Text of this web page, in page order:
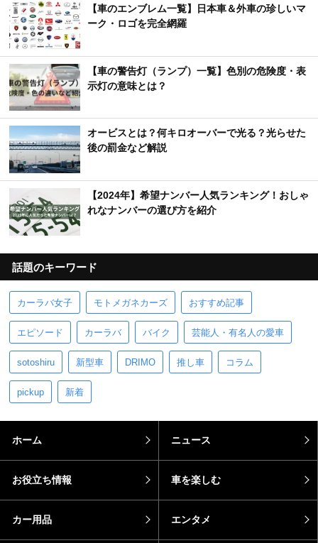
【車のエンブレム一覧】日本車＆外車の珍しいマ
ーク・ロゴを完全網羅
【車の警告灯（ランプ）一覧】色別の危険度・表
示灯の意味とは？
オービスとは？何キロオーバーで光る？光らせた
後の罰金など解説
【2024年】希望ナンバー人気ランキング！おしゃ
れなナンバーの選び方を紹介
話題のキーワード
カーラバ女子 モトメガネカーズ おすすめ記事
エピソード カーラバ バイク 芸能人・有名人の愛車
sotoshiru 新型車 DRIMO 推し車 コラム
pickup 新着
ホーム ニュース
お役立ち情報 車を楽しむ
カー用品 エンタメ